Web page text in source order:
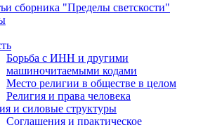
сборника "Пределы светскости"
Борьба с ИНН и другими
машиночитаемыми кодами
Место религии в обществе в целом
Религия и права человека
и силовые структуры
Соглашения и практическое